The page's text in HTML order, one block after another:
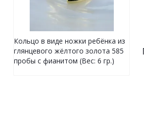
Кольцо в виде ножки ребёнка из
глянцевого жёлтого золота 585
пробы с фианитом (Вес: 6 гр.)